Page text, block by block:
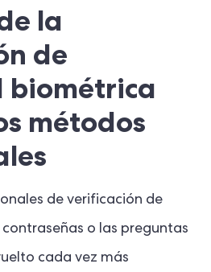
la
de
métodos
de verificación de
o las preguntas
cada vez más